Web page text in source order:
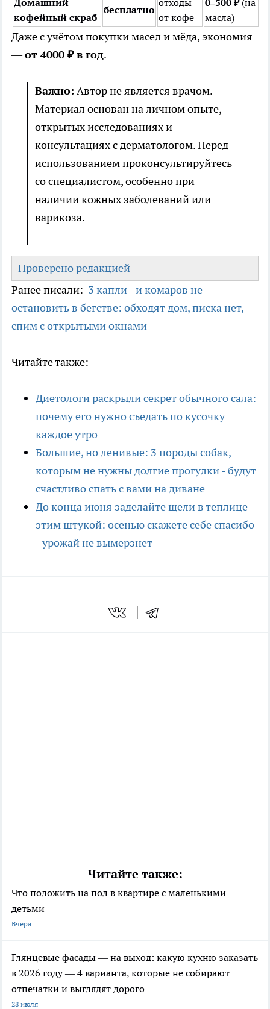
Домашний
кофейный скраб
бесплатно
отходы
от кофе
0–500 ₽(на
масла)
Даже с учётом покупки масел и мёда, экономия
—от 4000 ₽ в год.
Важно: Автор не является врачом.
Материал основан на личном опыте,
открытых исследованиях и
консультациях с дерматологом. Перед
использованием проконсультируйтесь
со специалистом, особенно при
наличии кожных заболеваний или
варикоза.
Проверено редакцией
Ранее писали: 3 капли - и комаров не
остановить в бегстве: обходят дом, писка нет,
спим с открытыми окнами
Читайте также:
Диетологи раскрыли секрет обычного сала:
почему его нужно съедать по кусочку
каждое утро
Большие, но ленивые: 3 породы собак,
которым не нужны долгие прогулки - будут
счастливо спать с вами на диване
До конца июня заделайте щели в теплице
этим штукой: осенью скажете себе спасибо
- урожай не вымерзнет
Читайте также:
Что положить на пол в квартире с маленькими
детьми
Вчера
Глянцевые фасады — на выход: какую кухню заказать
в 2026 году — 4 варианта, которые не собирают
отпечатки и выглядят дорого
28 июля